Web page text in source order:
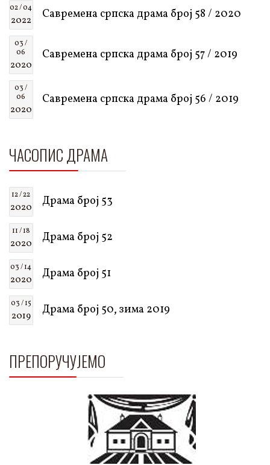
02 / 04
2022 Савремена српска драма број 58 / 2020
03 /
06
2020
Савремена српска драма број 57 / 2019
03 /
06
2020
Савремена српска драма број 56 / 2019
ЧАСОПИС ДРАМА
12 / 22
2020 Драма број 53
11 / 18
2020 Драма број 52
03 / 14
2020 Драма број 51
03 / 15
2019 Драма број 50, зима 2019
ПРЕПОРУЧУЈЕМО